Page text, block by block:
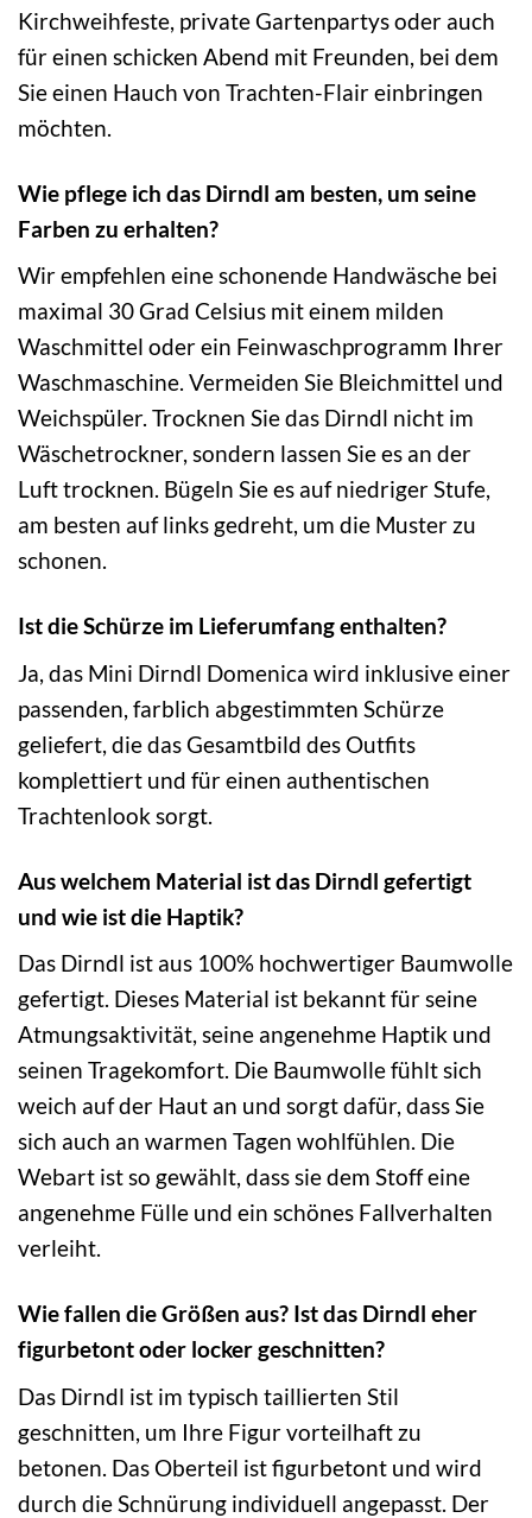
Kirchweihfeste, private Gartenpartys oder auch
für einen schicken Abend mit Freunden, bei dem
Sie einen Hauch von Trachten-Flair einbringen
möchten.
Wie pflege ich das Dirndl am besten, um seine
Farben zu erhalten?
Wir empfehlen eine schonende Handwäsche bei
maximal 30 Grad Celsius mit einem milden
Waschmittel oder ein Feinwaschprogramm Ihrer
Waschmaschine. Vermeiden Sie Bleichmittel und
Weichspüler. Trocknen Sie das Dirndl nicht im
Wäschetrockner, sondern lassen Sie es an der
Luft trocknen. Bügeln Sie es auf niedriger Stufe,
am besten auf links gedreht, um die Muster zu
schonen.
Ist die Schürze im Lieferumfang enthalten?
Ja, das Mini Dirndl Domenica wird inklusive einer
passenden, farblich abgestimmten Schürze
geliefert, die das Gesamtbild des Outfits
komplettiert und für einen authentischen
Trachtenlook sorgt.
Aus welchem Material ist das Dirndl gefertigt
und wie ist die Haptik?
Das Dirndl ist aus 100% hochwertiger Baumwolle
gefertigt. Dieses Material ist bekannt für seine
Atmungsaktivität, seine angenehme Haptik und
seinen Tragekomfort. Die Baumwolle fühlt sich
weich auf der Haut an und sorgt dafür, dass Sie
sich auch an warmen Tagen wohlfühlen. Die
Webart ist so gewählt, dass sie dem Stoff eine
angenehme Fülle und ein schönes Fallverhalten
verleiht.
Wie fallen die Größen aus? Ist das Dirndl eher
figurbetont oder locker geschnitten?
Das Dirndl ist im typisch taillierten Stil
geschnitten, um Ihre Figur vorteilhaft zu
betonen. Das Oberteil ist figurbetont und wird
durch die Schnürung individuell angepasst. Der